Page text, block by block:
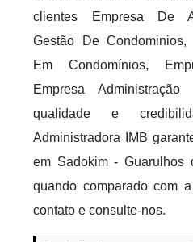
clientes Empresa De
Gestão De
Em Condomínios,
Empresa
qualidade e
Administradora IMB
em Sadokim - Guarulhos
quando comparado com
contato e consulte-nos.